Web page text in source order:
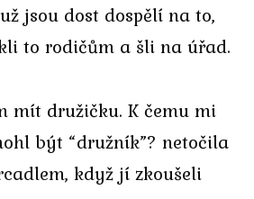
jsou dost dospělí na to,
to rodičům a šli na úřad.
mít družičku. K čemu mi
být “družník”? netočila
když jí zkoušeli